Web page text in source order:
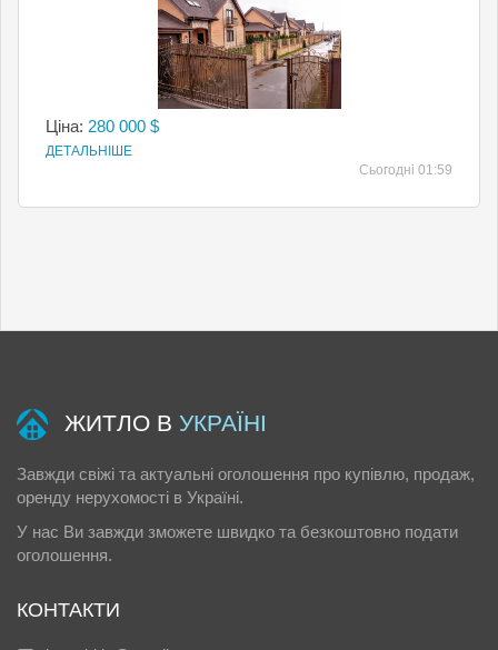
Ціна: 280 000 $
ДЕТАЛЬНІШЕ
Сьогодні 01:59
ЖИТЛО В УКРАЇНІ
Завжди свіжі та актуальні оголошення про купівлю, продаж,
оренду нерухомості в Україні.
У нас Ви завжди зможете швидко та безкоштовно подати
оголошення.
КОНТАКТИ